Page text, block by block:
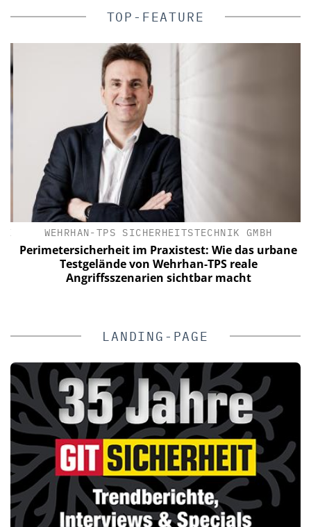
TOP-FEATURE
WEHRHAN-TPS SICHERHEITSTECHNIK GMBH
Perimetersicherheit im Praxistest: Wie das urbane
Testgelände von Wehrhan-TPS reale
Angriffsszenarien sichtbar macht
LANDING-PAGE